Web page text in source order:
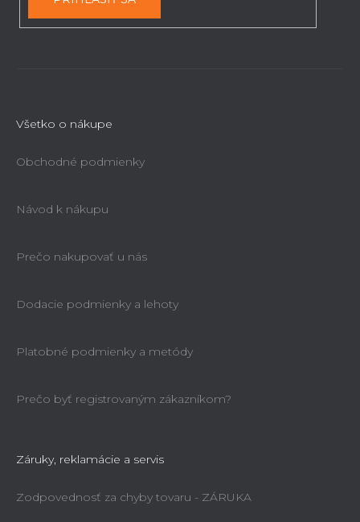
Všetko o nákupe
Obchodné podmienky
Návod k nákupu
Prečo nakupovať u nás
Dodacie podmienky a lehoty
Platobné podmienky a metódy
Prečo byť registrovaným zákazníkom?
Záruky, reklamácie a servis
Zodpovednosť za chyby tovaru - ZÁRUKA